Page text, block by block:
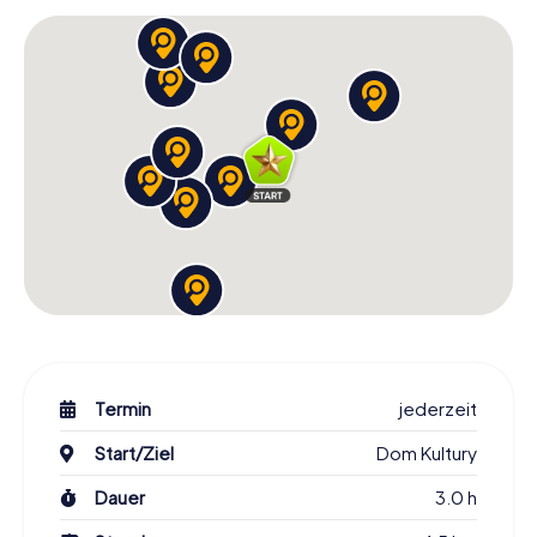
kühlen Getränk ausklingen lassen und auf eure Erfolge als
Entdecker der Stadt anstoßen.
Die Schnitzeljagd in Łódź ist mehr als nur ein Spiel – es ist
eine Reise durch die Zeit, eine Hommage an die Kultur und
ein Fest der Sinne. Packt eure Neugier und euren
Entdeckergeist ein und lasst euch auf dieses einzigartige
Erlebnis ein. Die Schnitzeljagd in Łódź wartet auf euch,
bereit, ihre Geheimnisse zu lüften und euch in ihren Bann
zu ziehen. Seid ihr bereit für das Abenteuer?
Termin
jederzeit
Start/Ziel
Dom Kultury
Dauer
3.0 h